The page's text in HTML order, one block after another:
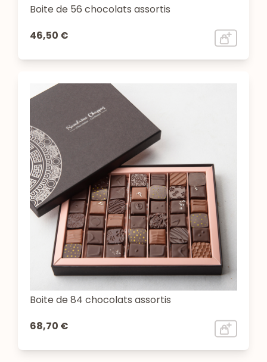
Boite de 56 chocolats assortis
46,50 €
Boite de 84 chocolats assortis
68,70 €